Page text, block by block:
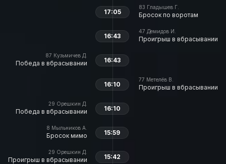
83 Гладышев Г.
Бросок по воротам
17:05
47 Демидов И.
Проигрыш в вбрасывании
16:43
87 Кузьмичев Д.
Победа в вбрасывании 16:43
77 Метелёв В.
Проигрыш в вбрасывании
16:10
29 Орешкин Д.
Победа в вбрасывании 16:10
8 Мыльников А.
Бросок мимо 15:59
29 Орешкин Д.
Проигрыш в вбрасывании 15:42